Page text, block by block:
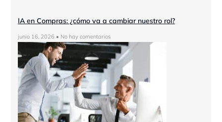
IA en Compras: ¿cómo va a cambiar nuestro rol?
junio 16, 2026 No hay comentarios